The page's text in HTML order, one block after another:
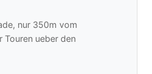
nur 350m vom
Touren ueber den